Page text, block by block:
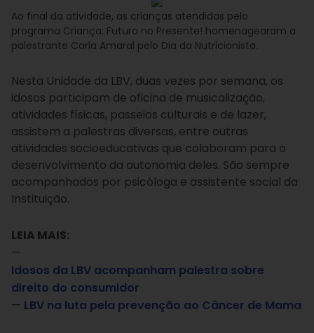
Ao final da atividade, as crianças atendidas pelo
programa Criança: Futuro no Presente! homenagearam a
palestrante Carla Amaral pelo Dia da Nutricionista.
Nesta Unidade da LBV, duas vezes por semana, os
idosos participam de oficina de musicalização,
atividades físicas, passeios culturais e de lazer,
assistem a palestras diversas, entre outras
atividades socioeducativas que colaboram para o
desenvolvimento da autonomia deles. São sempre
acompanhados por psicóloga e assistente social da
Instituição.
LEIA MAIS:
—
Idosos da LBV acompanham palestra sobre
direito do consumidor
— LBV na luta pela prevenção ao Câncer de Mama